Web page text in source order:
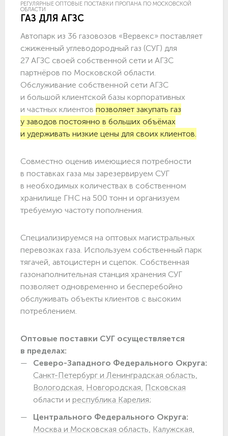
РЕГУЛЯРНЫЕ ОПТОВЫЕ ПОСТАВКИ ПРОПАНА ПО МОСКОВСКОЙ
ОБЛАСТИ
ГАЗ ДЛЯ АГЗС
Автопарк из 36 газовозов «Вервекс» поставляет
сжиженный углеводородный газ (СУГ) для
27 АГЗС своей собственной сети и АГЗС
партнёров по Московской области.
Обслуживание собственной сети АГЗС
и большой клиентской базы корпоративных
и частных клиентов позволяет закупать газ
у заводов постоянно в больших объёмах
и удерживать низкие цены для своих клиентов.
Совместно оценив имеющиеся потребности
в поставках газа мы зарезервируем СУГ
в необходимых количествах в собственном
хранилище ГНС на 500 тонн и организуем
требуемую частоту пополнения.
Специализируемся на оптовых магистральных
перевозках газа. Используем собственный парк
тягачей, автоцистерн и сцепок. Собственная
газонаполнительная станция хранения СУГ
позволяет одновременно и бесперебойно
обслуживать объекты клиентов с высоким
потреблением.
Оптовые поставки СУГ осуществляется
в пределах:
Северо-Западного Федерального Округа:
Санкт-Петербург и Ленинградская область,
Вологодская, Новгородская, Псковская
области и республика Карелия;
Центрального Федерального Округа:
Москва и Московская область, Калужская,